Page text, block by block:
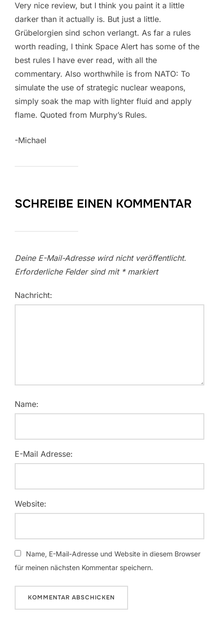
Very nice review, but I think you paint it a little
darker than it actually is. But just a little.
Grübelorgien sind schon verlangt. As far a rules
worth reading, I think Space Alert has some of the
best rules I have ever read, with all the
commentary. Also worthwhile is from NATO: To
simulate the use of strategic nuclear weapons,
simply soak the map with lighter fluid and apply
flame. Quoted from Murphy’s Rules.
-Michael
SCHREIBE EINEN KOMMENTAR
Deine E-Mail-Adresse wird nicht veröffentlicht.
Erforderliche Felder sind mit *markiert
Nachricht:
Name:
E-Mail Adresse:
Website:
Name, E-Mail-Adresse und Website in diesem Browser
für meinen nächsten Kommentar speichern.